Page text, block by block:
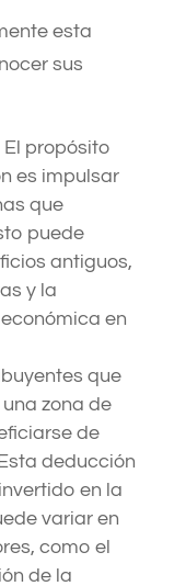
esta
sus
El propósito
es impulsar
que
puede
antiguos,
y la
en
que
zona de
de
deducción
en la
variar en
como el
de la